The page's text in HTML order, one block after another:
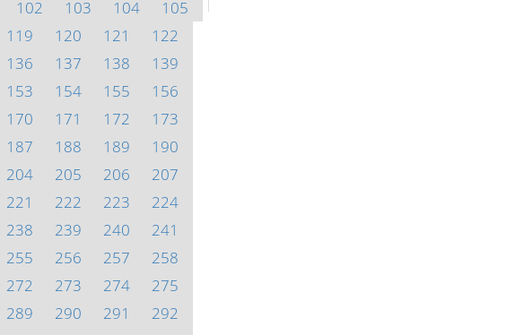
102 103 104
105
119 120 121
122
136 137 138
139
153 154 155
156
170 171 172
173
187 188 189
190
204 205 206
207
221 222 223
224
238 239 240
241
255 256 257
258
272 273 274
275
289 290 291
292